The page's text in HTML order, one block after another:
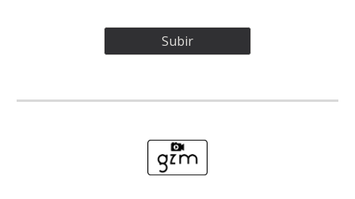
Subir